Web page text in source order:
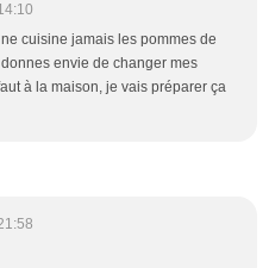
cuisine jamais les pommes de
envie de changer mes
à la maison, je vais préparer ça